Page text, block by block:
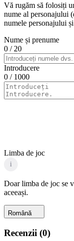
Vă rugăm să folosiți
nume al personajului
numele personajului
Nume și prenume
0 / 20
Introducere
0 / 1000
Limba de joc
i
Doar limba de joc se
aceeași.
Română
Recenzii (0)